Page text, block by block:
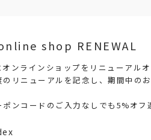
shop RENEWAL
ンラインショップをリニューアルオ
のリニューアルを記念し、期間中の
ンコードのご入力なしでも5%オフ